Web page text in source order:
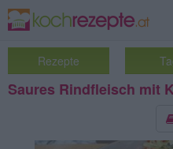
Rezepte
Saures Rindfleisch mit